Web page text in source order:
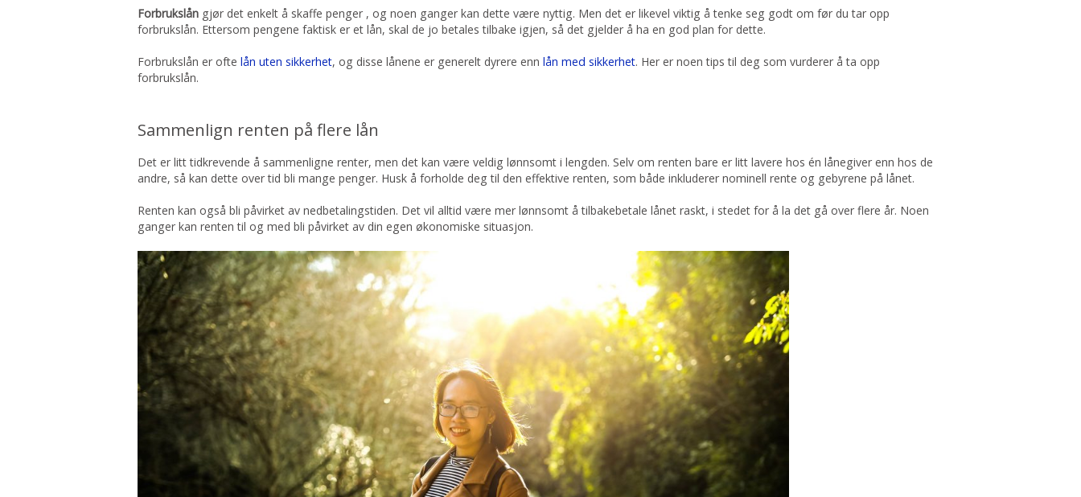
Forbrukslån gjør det enkelt å skaffe penger , og noen ganger kan dette være nyttig. Men det er likevel viktig å tenke seg godt om før du tar opp
forbrukslån. Ettersom pengene faktisk er et lån, skal de jo betales tilbake igjen, så det gjelder å ha en god plan for dette.
Forbrukslån er ofte lån uten sikkerhet, og disse lånene er generelt dyrere enn lån med sikkerhet. Her er noen tips til deg som vurderer å ta opp
forbrukslån.
Sammenlign renten på flere lån
Det er litt tidkrevende å sammenligne renter, men det kan være veldig lønnsomt i lengden. Selv om renten bare er litt lavere hos én lånegiver enn hos de
andre, så kan dette over tid bli mange penger. Husk å forholde deg til den effektive renten, som både inkluderer nominell rente og gebyrene på lånet.
Renten kan også bli påvirket av nedbetalingstiden. Det vil alltid være mer lønnsomt å tilbakebetale lånet raskt, i stedet for å la det gå over flere år. Noen
ganger kan renten til og med bli påvirket av din egen økonomiske situasjon.